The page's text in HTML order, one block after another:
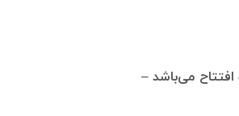
افتتاح می‌باشد –